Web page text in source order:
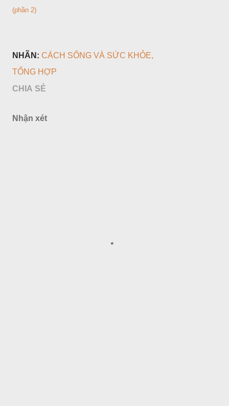
(phần 2)
NHÃN: CÁCH SỐNG VÀ SỨC KHỎE
TỔNG HỢP
CHIA SẺ
Nhận xét